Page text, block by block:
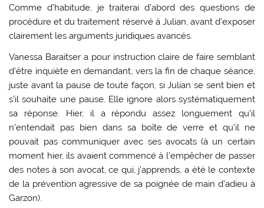
Comme d’habitude, je traiterai d’abord des questions de
procédure et du traitement réservé à Julian, avant d’exposer
clairement les arguments juridiques avancés.
Vanessa Baraitser a pour instruction claire de faire semblant
d’être inquiète en demandant, vers la fin de chaque séance,
juste avant la pause de toute façon, si Julian se sent bien et
s’il souhaite une pause. Elle ignore alors systématiquement
sa réponse. Hier, il a répondu assez longuement qu’il
n’entendait pas bien dans sa boîte de verre et qu’il ne
pouvait pas communiquer avec ses avocats (à un certain
moment hier, ils avaient commencé à l’empêcher de passer
des notes à son avocat, ce qui, j’apprends, a été le contexte
de la prévention agressive de sa poignée de main d’adieu à
Garzon).